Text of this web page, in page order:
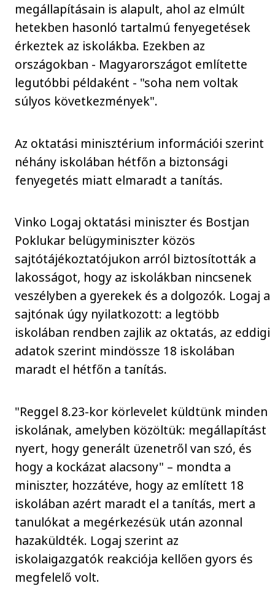
megállapításain is alapult, ahol az elmúlt
hetekben hasonló tartalmú fenyegetések
érkeztek az iskolákba. Ezekben az
országokban - Magyarországot említette
legutóbbi példaként - "soha nem voltak
súlyos következmények".
Az oktatási minisztérium információi szerint
néhány iskolában hétfőn a biztonsági
fenyegetés miatt elmaradt a tanítás.
Vinko Logaj oktatási miniszter és Bostjan
Poklukar belügyminiszter közös
sajtótájékoztatójukon arról biztosították a
lakosságot, hogy az iskolákban nincsenek
veszélyben a gyerekek és a dolgozók. Logaj a
sajtónak úgy nyilatkozott: a legtöbb
iskolában rendben zajlik az oktatás, az eddigi
adatok szerint mindössze 18 iskolában
maradt el hétfőn a tanítás.
"Reggel 8.23-kor körlevelet küldtünk minden
iskolának, amelyben közöltük: megállapítást
nyert, hogy generált üzenetről van szó, és
hogy a kockázat alacsony" – mondta a
miniszter, hozzátéve, hogy az említett 18
iskolában azért maradt el a tanítás, mert a
tanulókat a megérkezésük után azonnal
hazaküldték. Logaj szerint az
iskolaigazgatók reakciója kellően gyors és
megfelelő volt.